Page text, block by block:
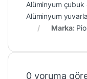
Alüminyum çubuk
Alüminyum
Marka:
0 yoruma